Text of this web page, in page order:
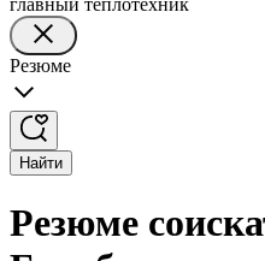
главный теплотехник
Резюме
Найти
Резюме